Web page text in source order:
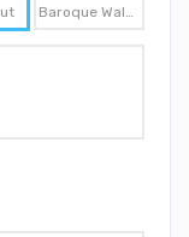
Baroque Walnut